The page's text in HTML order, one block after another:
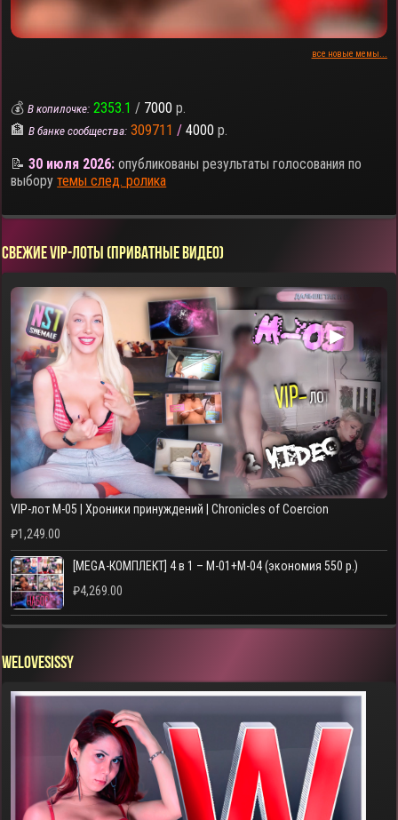
все новые мемы...
💰В копилочке: 2353.1 / 7000 р.
🏦В банке сообщества: 309711 / 4000 р.
📝30 июля 2026: опубликованы результаты голосования по
выборутемы след. ролика
СВЕЖИЕ VIP-ЛОТЫ (ПРИВАТНЫЕ ВИДЕО)
▶
VIP-лот M-05 | Хроники принуждений | Chronicles of Coercion
₽1,249.00
[MEGA-КОМПЛЕКТ] 4 в 1 – M-01+M-04 (экономия 550 р.)
₽4,269.00
WELOVESISSY